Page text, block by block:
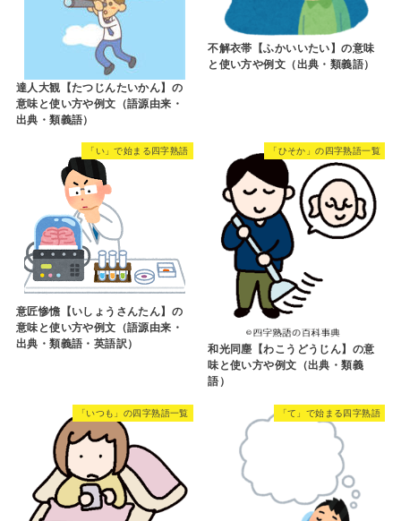
達人大観【たつじんたいかん】の
意味と使い方や例文（語源由来・
出典・類義語）
不解衣帯【ふかいいたい】の意味
と使い方や例文（出典・類義語）
「い」で始まる四字熟語
意匠惨憺【いしょうさんたん】の
意味と使い方や例文（語源由来・
出典・類義語・英語訳）
「ひそか」の四字熟語一覧
和光同塵【わこうどうじん】の意
味と使い方や例文（出典・類義
語）
「いつも」の四字熟語一覧 「て」で始まる四字熟語